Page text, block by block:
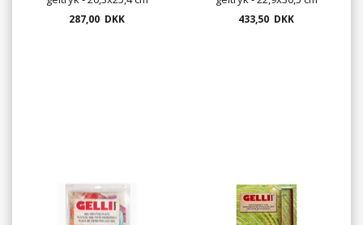
287,00 DKK 433,50 DKK